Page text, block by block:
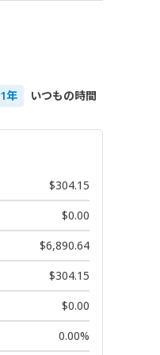
1年 いつもの時間
$304.15
$0.00
$6,890.64
$304.15
$0.00
0.00%